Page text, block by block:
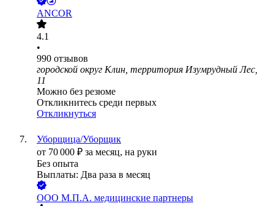
ANCOR
4.1
•
990 отзывов
городской округ Клин, территория Изумрудный Лес,
11
Можно без резюме
Откликнитесь среди первых
Откликнуться
Уборщица/Уборщик
от 70 000 ₽ за месяц, на руки
Без опыта
Выплаты: Два раза в месяц
ООО М.П.А. медицинские партнеры